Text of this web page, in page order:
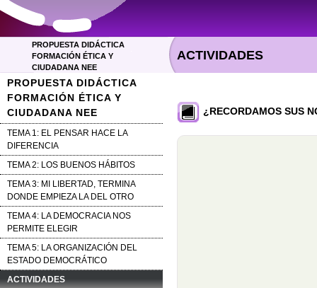
PROPUESTA DIDÁCTICA
FORMACIÓN ÉTICA Y
CIUDADANA NEE
PROPUESTA DIDÁCTICA
FORMACIÓN ÉTICA Y
CIUDADANA NEE
TEMA 1: EL PENSAR HACE LA
DIFERENCIA
TEMA 2: LOS BUENOS HÁBITOS
TEMA 3: MI LIBERTAD, TERMINA
DONDE EMPIEZA LA DEL OTRO
TEMA 4: LA DEMOCRACIA NOS
PERMITE ELEGIR
TEMA 5: LA ORGANIZACIÓN DEL
ESTADO DEMOCRÁTICO
ACTIVIDADES
ACTIVIDADES
¿RECORDAMOS SUS